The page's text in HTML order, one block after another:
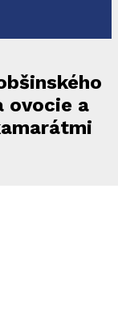
ovocie a